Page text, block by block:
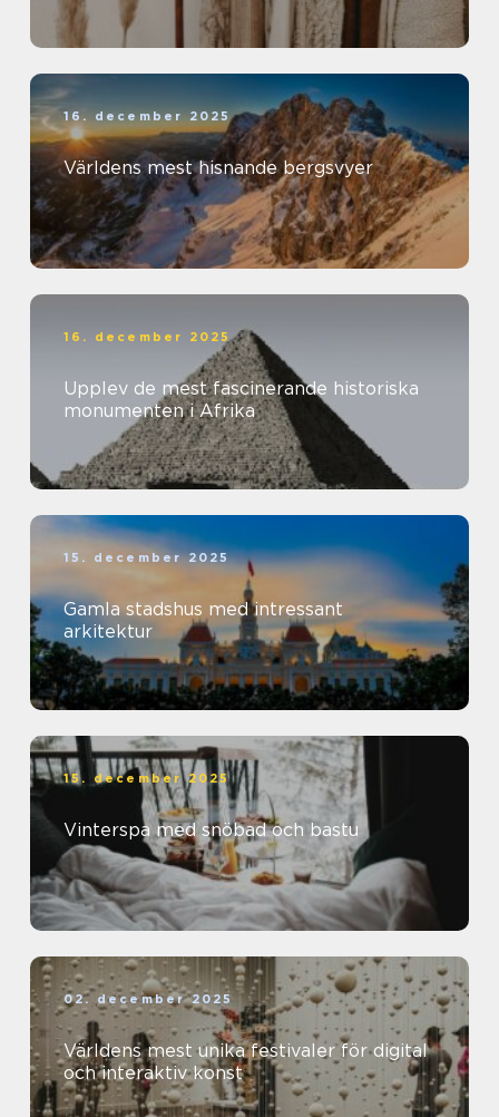
16. december 2025
Världens mest hisnande bergsvyer
16. december 2025
Upplev de mest fascinerande historiska
monumenten i Afrika
15. december 2025
Gamla stadshus med intressant
arkitektur
15. december 2025
Vinterspa med snöbad och bastu
02. december 2025
Världens mest unika festivaler för digital
och interaktiv konst